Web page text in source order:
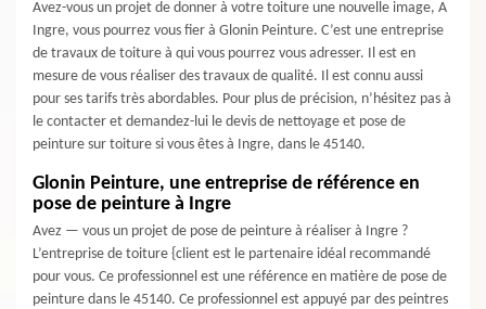
Avez-vous un projet de donner à votre toiture une nouvelle image, A
Ingre, vous pourrez vous fier à Glonin Peinture. C’est une entreprise
de travaux de toiture à qui vous pourrez vous adresser. Il est en
mesure de vous réaliser des travaux de qualité. Il est connu aussi
pour ses tarifs très abordables. Pour plus de précision, n’hésitez pas à
le contacter et demandez-lui le devis de nettoyage et pose de
peinture sur toiture si vous êtes à Ingre, dans le 45140.
Glonin Peinture, une entreprise de référence en
pose de peinture à Ingre
Avez — vous un projet de pose de peinture à réaliser à Ingre ?
L’entreprise de toiture {client est le partenaire idéal recommandé
pour vous. Ce professionnel est une référence en matière de pose de
peinture dans le 45140. Ce professionnel est appuyé par des peintres